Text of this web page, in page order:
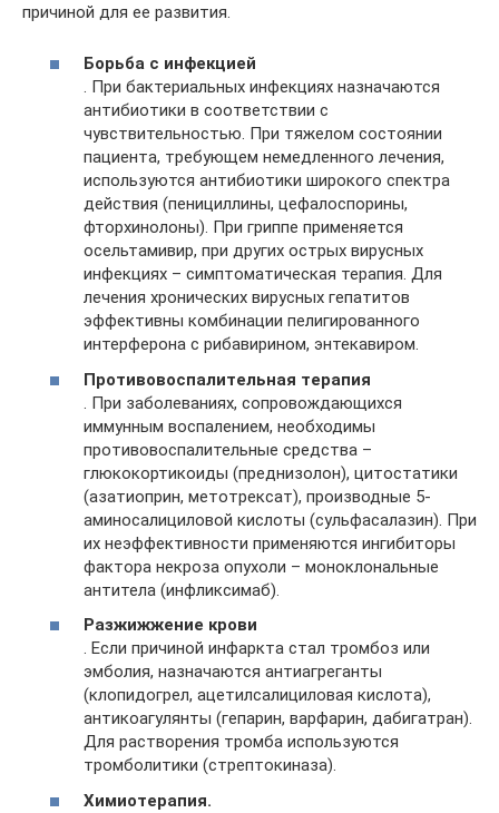
причиной для ее развития.
Борьба с инфекцией
. При бактериальных инфекциях назначаются
антибиотики в соответствии с
чувствительностью. При тяжелом состоянии
пациента, требующем немедленного лечения,
используются антибиотики широкого спектра
действия (пенициллины, цефалоспорины,
фторхинолоны). При гриппе применяется
осельтамивир, при других острых вирусных
инфекциях – симптоматическая терапия. Для
лечения хронических вирусных гепатитов
эффективны комбинации пелигированного
интерферона с рибавирином, энтекавиром.
Противовоспалительная терапия
. При заболеваниях, сопровождающихся
иммунным воспалением, необходимы
противовоспалительные средства –
глюкокортикоиды (преднизолон), цитостатики
(азатиоприн, метотрексат), производные 5-
аминосалициловой кислоты (сульфасалазин). При
их неэффективности применяются ингибиторы
фактора некроза опухоли – моноклональные
антитела (инфликсимаб).
Разжижжение крови
. Если причиной инфаркта стал тромбоз или
эмболия, назначаются антиагреганты
(клопидогрел, ацетилсалициловая кислота),
антикоагулянты (гепарин, варфарин, дабигатран).
Для растворения тромба используются
тромболитики (стрептокиназа).
Химиотерапия.